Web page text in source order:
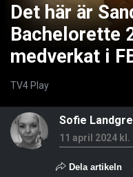
Det här är
Bachelorette
medverkat i
TV4 Play
Sofie
11 april 2024 kl.
Dela artikeln